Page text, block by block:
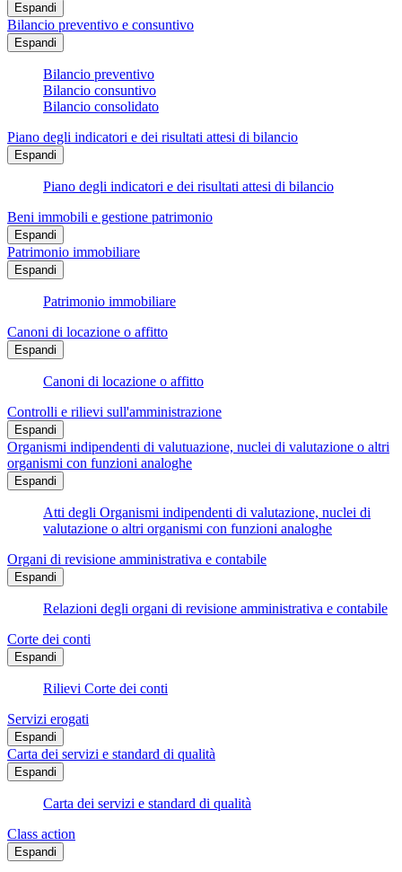
Espandi
Bilancio preventivo e consuntivo
Espandi
Bilancio preventivo
Bilancio consuntivo
Bilancio consolidato
Piano degli indicatori e dei risultati attesi di bilancio
Espandi
Piano degli indicatori e dei risultati attesi di bilancio
Beni immobili e gestione patrimonio
Espandi
Patrimonio immobiliare
Espandi
Patrimonio immobiliare
Canoni di locazione o affitto
Espandi
Canoni di locazione o affitto
Controlli e rilievi sull'amministrazione
Espandi
Organismi indipendenti di valutuazione, nuclei di valutazione o altri
organismi con funzioni analoghe
Espandi
Atti degli Organismi indipendenti di valutazione, nuclei di
valutazione o altri organismi con funzioni analoghe
Organi di revisione amministrativa e contabile
Espandi
Relazioni degli organi di revisione amministrativa e contabile
Corte dei conti
Espandi
Rilievi Corte dei conti
Servizi erogati
Espandi
Carta dei servizi e standard di qualità
Espandi
Carta dei servizi e standard di qualità
Class action
Espandi